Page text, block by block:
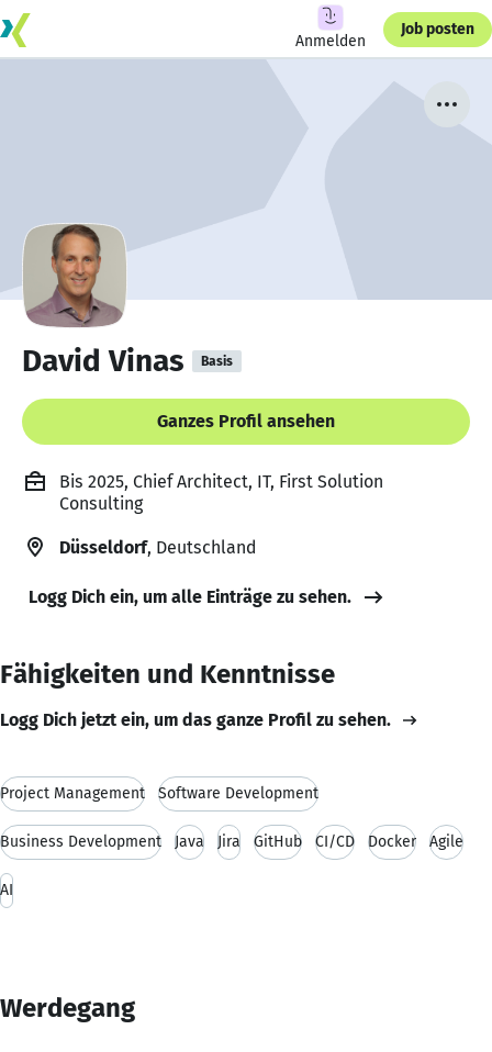
Anmelden
Job posten
David Vinas Basis
Ganzes Profil ansehen
Bis 2025, Chief Architect, IT, First Solution
Consulting
Düsseldorf, Deutschland
Logg Dich ein, um alle Einträge zu sehen.
Fähigkeiten und Kenntnisse
Logg Dich jetzt ein, um das ganze Profil zu sehen.
Project Management Software Development
Business Development Java Jira GitHub CI/CD Docker Agile
AI
Werdegang